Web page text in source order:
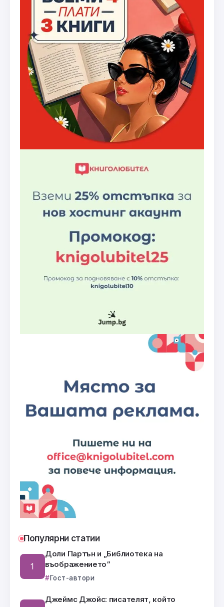
Популярни статии
Доли Партън и „Библиотека на
въображението“
Гост-автори
Джеймс Джойс: писателят, който